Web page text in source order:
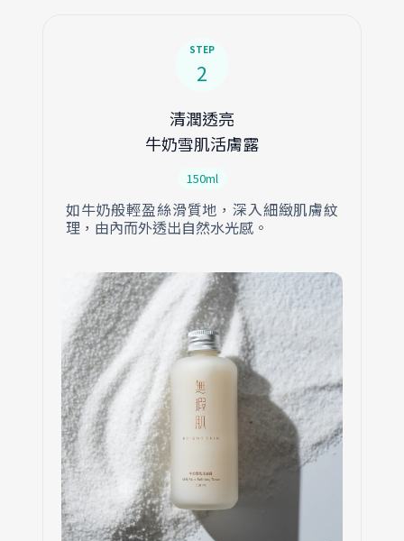
STEP
2
清潤透亮
牛奶雪肌活膚露
150ml
如牛奶般輕盈絲滑質地，深入細緻肌膚紋
理，由內而外透出自然水光感。